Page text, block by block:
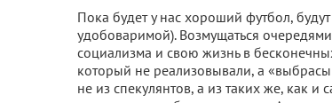
Пока будет у нас хороший футбол,
удобоваримой). Возмущаться
социализма и свою жизнь в
который не реализовывали, а
не из спекулянтов, а из таких же, как